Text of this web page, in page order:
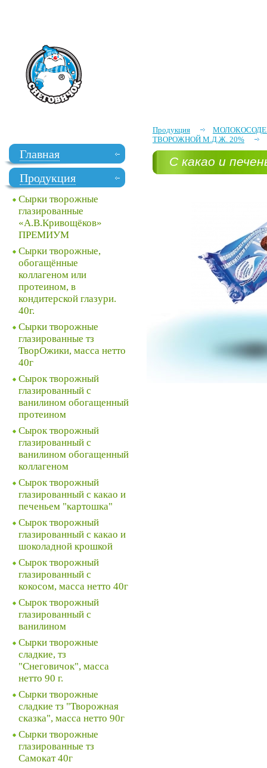
Продукция
ТВОРОЖНОЙ М.Д.Ж. 20%
С какао и
Главная
Продукция
Сырки творожные
глазированные
«А.В.Кривощёков»
ПРЕМИУМ
Сырки творожные,
обогащённые
коллагеном или
протеином, в
кондитерской глазури.
40г.
Сырки творожные
глазированные тз
ТворОжики, масса нетто
40г
Сырок творожный
глазированный с
ванилином обогащенный
протеином
Сырок творожный
глазированный с
ванилином обогащенный
коллагеном
Сырок творожный
глазированный с какао и
печеньем "картошка"
Сырок творожный
глазированный с какао и
шоколадной крошкой
Сырок творожный
глазированный с
кокосом, масса нетто 40г
Сырок творожный
глазированный с
ванилином
Сырки творожные
сладкие, тз
"Снеговичок", масса
нетто 90 г.
Сырки творожные
сладкие тз "Творожная
сказка", масса нетто 90г
Сырки творожные
глазированные тз
Самокат 40г